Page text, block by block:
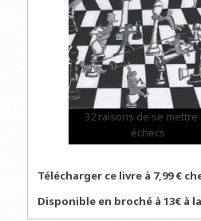
32 raisons de se mettre
échecs
Télécharger ce livre à 7,99 €
Disponible en broché à 13€ à la